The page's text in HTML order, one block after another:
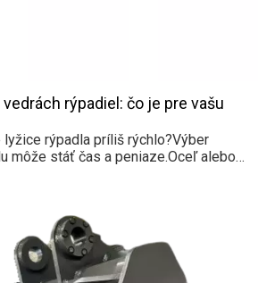
rýpadiel: čo je pre vašu
lyžice rýpadla príliš rýchlo?Výber
môže stáť čas a peniaze.Oceľ alebo